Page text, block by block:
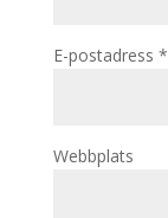
E-postadress *
Webbplats